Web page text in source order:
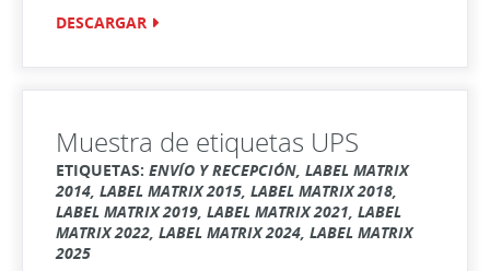
DESCARGAR
Muestra de etiquetas UPS
ETIQUETAS: ENVÍO Y RECEPCIÓN, LABEL MATRIX
2014, LABEL MATRIX 2015, LABEL MATRIX 2018,
LABEL MATRIX 2019, LABEL MATRIX 2021, LABEL
MATRIX 2022, LABEL MATRIX 2024, LABEL MATRIX
2025